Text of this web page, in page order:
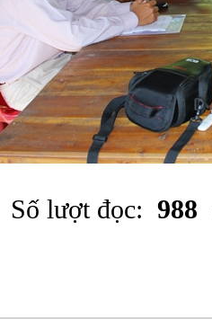
Số lượt đọc: 988